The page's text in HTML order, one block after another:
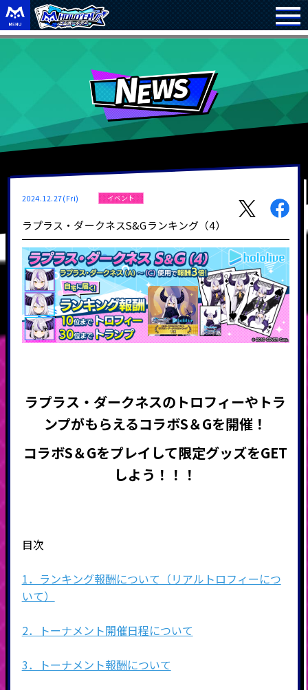
2024.12.27(Fri) イベント
ラプラス・ダークネスS&Gランキング（4）
ラプラス・ダークネスのトロフィーやトラ
ンプがもらえるコラボS＆Gを開催 ！
コラボS＆Gをプレイして限定グッズをGET
しよう！！！
目次
1．ランキング報酬について（リアルトロフィーにつ
いて）
2．トーナメント開催日程について
3．トーナメント報酬について